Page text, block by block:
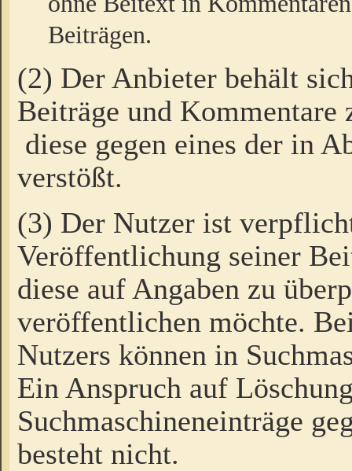
Beiträgen.
(2) Der Anbieter behält
Beiträge und Kommentare
diese gegen eines der in
verstößt.
(3) Der Nutzer ist
Veröffentlichung seiner
diese auf Angaben zu
veröffentlichen möchte.
Nutzers können in
Ein Anspruch auf
Suchmaschineneinträge
besteht nicht.